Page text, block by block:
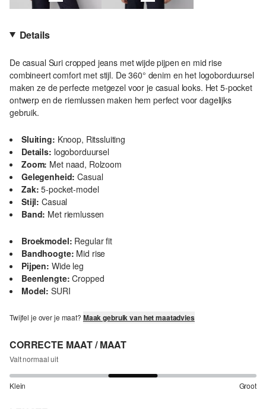
Details
De casual Suri cropped jeans met wijde pijpen en mid rise
combineert comfort met stijl. De 360° denim en het logoborduursel
maken ze de perfecte metgezel voor je casual looks. Het 5-pocket
ontwerp en de riemlussen maken hem perfect voor dagelijks
gebruik.
Sluiting: Knoop, Ritssluiting
Details: logoborduursel
Zoom: Met naad, Rolzoom
Gelegenheid: Casual
Zak: 5-pocket-model
Stijl: Casual
Band: Met riemlussen
Broekmodel: Regular fit
Bandhoogte: Mid rise
Pijpen: Wide leg
Beenlengte: Cropped
Model: SURI
Twijfel je over je maat? Maak gebruik van het maatadvies
CORRECTE MAAT / MAAT
Valt normaal uit
Klein Groot